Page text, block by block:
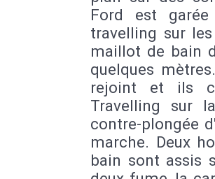
Ford est
travelling sur
maillot de bain
quelques
rejoint et ils
Travelling sur
contre-plongée
marche. Deux
bain sont assis